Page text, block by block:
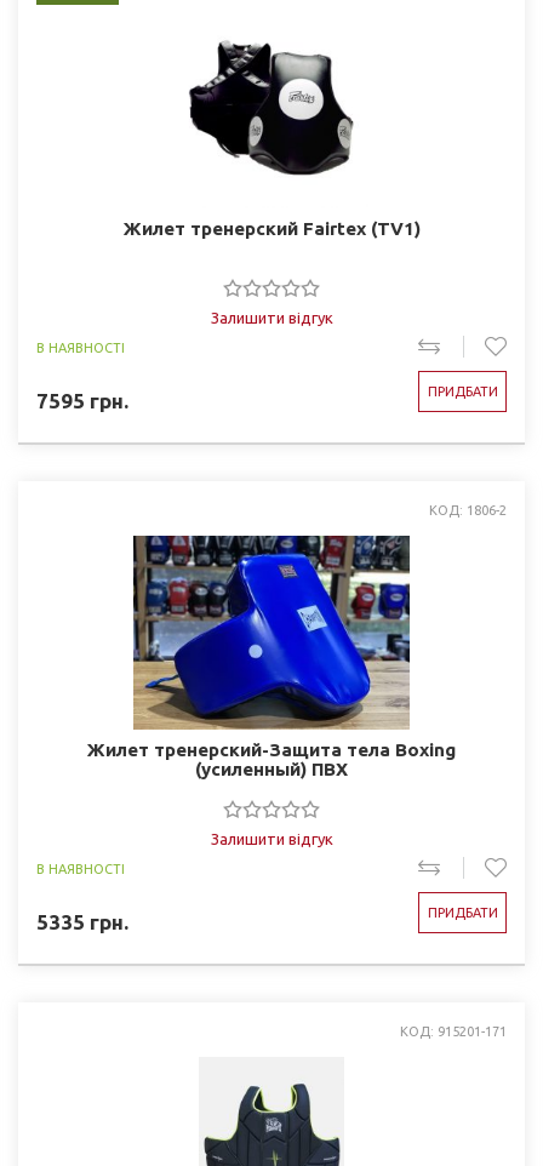
Жилет тренерский Fairtex (TV1)
Залишити відгук
В НАЯВНОСТІ
7595 грн. ПРИДБАТИ
КОД: 1806-2
Жилет тренерский-Защита тела Boxing
(усиленный) ПВХ
Залишити відгук
В НАЯВНОСТІ
5335 грн. ПРИДБАТИ
КОД: 915201-171